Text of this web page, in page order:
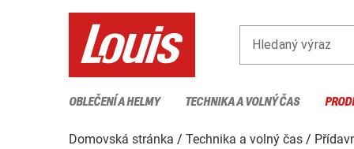
Hledaný výraz
OBLEČENÍ A HELMY TECHNIKA A VOLNÝ ČAS
Domovská stránka Technika a volný čas